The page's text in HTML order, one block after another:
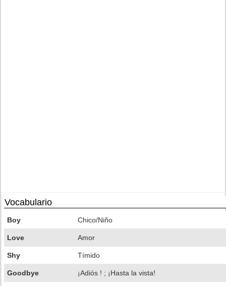
Vocabulario
Boy Chico/Niño
Love Amor
Shy Tímido
Goodbye ¡Adiós ! ; ¡Hasta la vista!